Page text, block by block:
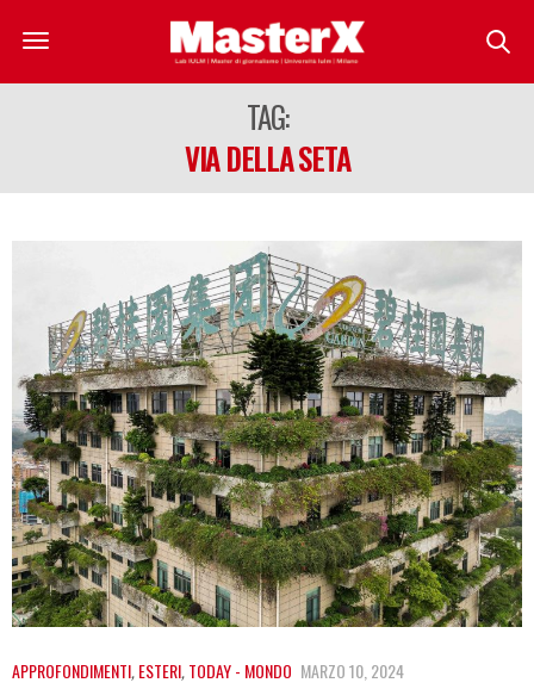
TAG:
VIA DELLA SETA
APPROFONDIMENTI,ESTERI,TODAY - MONDO MARZO 10, 2024